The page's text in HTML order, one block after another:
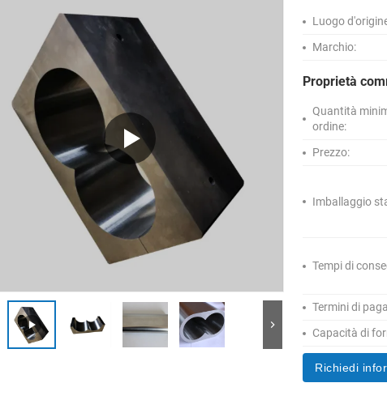
Luogo
Marchio:
Proprietà
Quantità
ordine:
Prezzo:
Imballaggio
Tempi di
Termini di
Capacità di
Richiedi